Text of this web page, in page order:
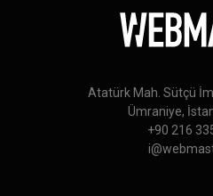
Atatürk Mah. Sütçü
Ümraniye,
+90 216